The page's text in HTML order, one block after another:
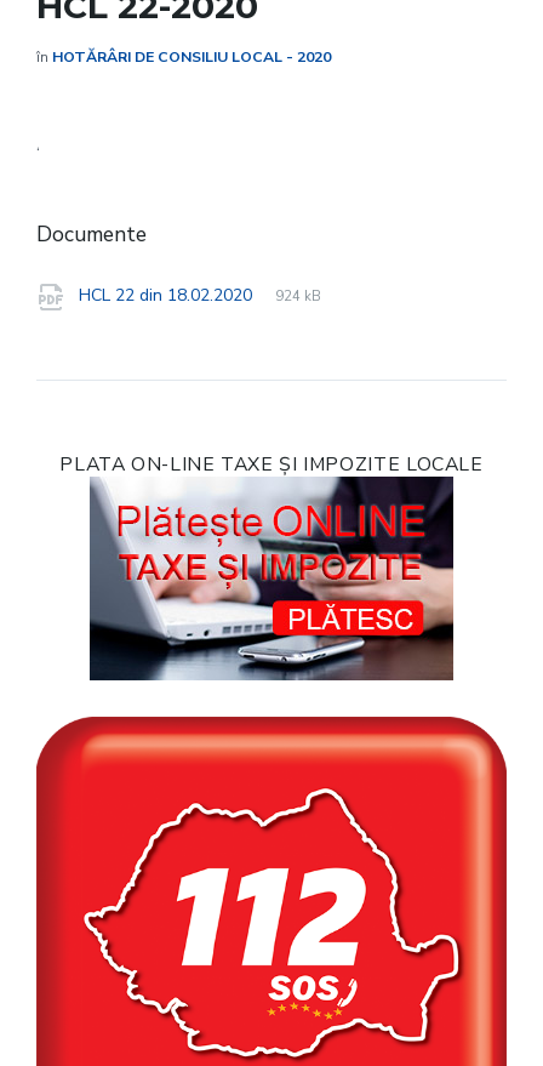
în HOTĂRÂRI DE CONSILIU LOCAL - 2020
‘
Documente
HCL 22 din 18.02.2020
File
pdf
File
924 kB
PLATA ON-LINE TAXE ȘI IMPOZITE LOCALE